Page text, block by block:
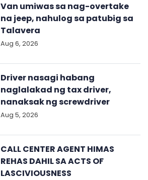
Van umiwas sa nag-overtake
na jeep, nahulog sa patubig sa
Talavera
Aug 6, 2026
Driver nasagi habang
naglalakad ng tax driver,
nanaksak ng screwdriver
Aug 5, 2026
CALL CENTER AGENT HIMAS
REHAS DAHIL SA ACTS OF
LASCIVIOUSNESS